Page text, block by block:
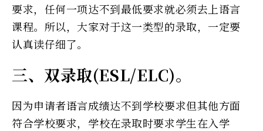
要求，任何一项达不到最低要求就必须去上语言
课程。所以，大家对于这一类型的录取，一定要
认真读仔细了。
三、双录取(ESL/ELC)。
因为申请者语言成绩达不到学校要求但其他方面
符合学校要求，学校在录取时要求学生在入学